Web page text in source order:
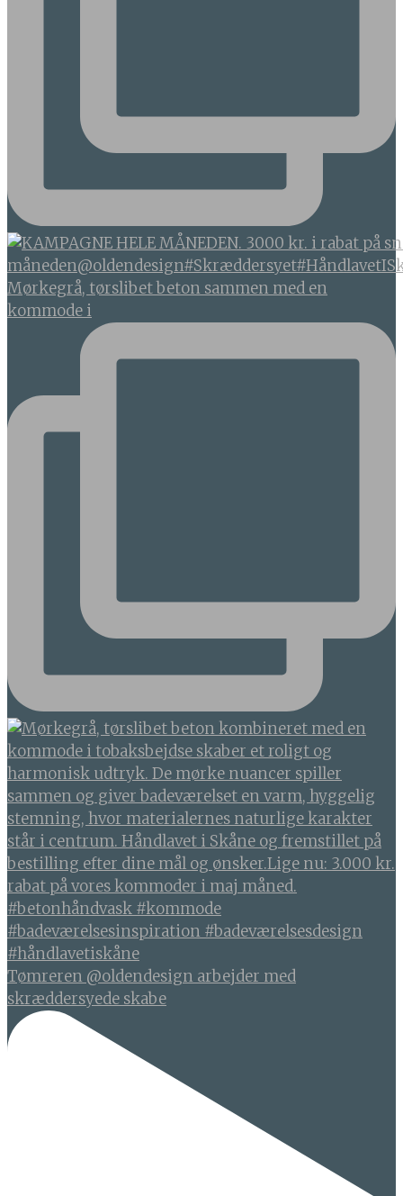
Mørkegrå, tørslibet beton sammen med en
kommode i
Tømreren @oldendesign arbejder med
skræddersyede skabe